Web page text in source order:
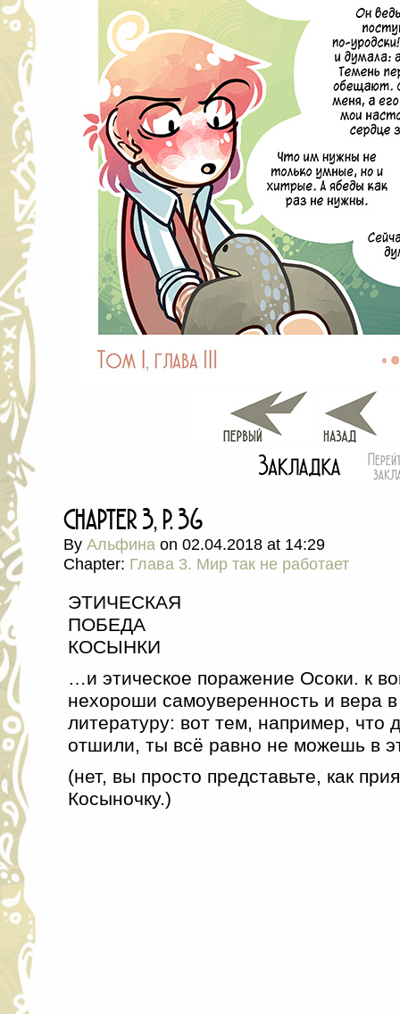
chapter 3, p. 36
By Альфина on 02.04.2018 at 14:29
Chapter: Глава 3. Мир так не работает
ЭТИЧЕСКАЯ
ПОБЕДА
КОСЫНКИ
…и этическое поражение Осоки. к
нехороши самоуверенность и вера
литературу: вот тем, например, что
отшили, ты всё равно не можешь в
(нет, вы просто представьте, как
Косыночку.)